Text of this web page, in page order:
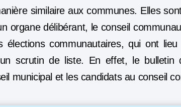
similaire aux communes. Elles
organe délibérant, le conseil
élections communautaires, qui ont
scrutin de liste. En effet, le
municipal et les candidats au conseil